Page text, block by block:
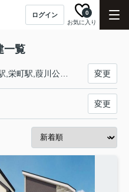
ログイン
お気に入り
0
一覧
変更
変更